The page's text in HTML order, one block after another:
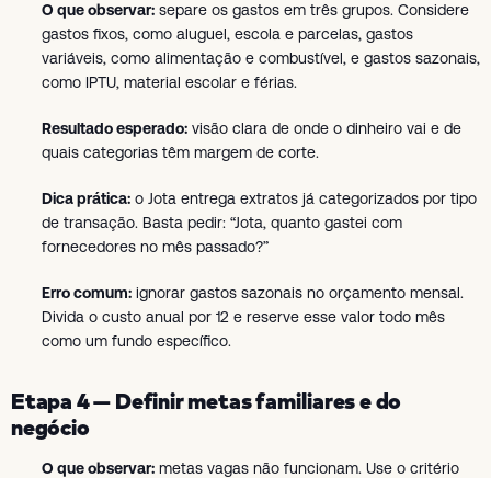
O que observar: separe os gastos em três grupos. Considere
gastos fixos, como aluguel, escola e parcelas, gastos
variáveis, como alimentação e combustível, e gastos sazonais,
como IPTU, material escolar e férias.
Resultado esperado: visão clara de onde o dinheiro vai e de
quais categorias têm margem de corte.
Dica prática: o Jota entrega extratos já categorizados por tipo
de transação. Basta pedir: “Jota, quanto gastei com
fornecedores no mês passado?”
Erro comum: ignorar gastos sazonais no orçamento mensal.
Divida o custo anual por 12 e reserve esse valor todo mês
como um fundo específico.
Etapa 4 — Definir metas familiares e do
negócio
O que observar: metas vagas não funcionam. Use o critério